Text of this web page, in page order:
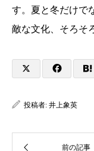
す。夏と冬だけで
敵な文化、そろそ
投稿者: 井上象英